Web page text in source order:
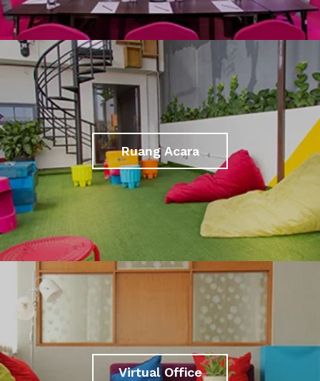
Ruang Acara
Virtual Office